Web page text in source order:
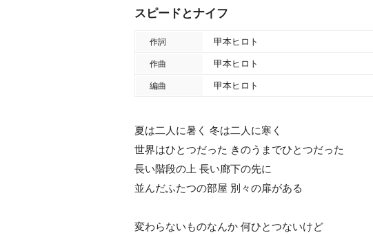
スピードとナイフ
作詞 甲本ヒロト
作曲 甲本ヒロト
編曲 甲本ヒロト
夏は二人に暑く 冬は二人に寒く
世界はひとつだった きのうまでひとつだった
長い階段の上 長い廊下の先に
並んだふたつの部屋 別々の扉がある
変わらないものなんか 何ひとつないけど